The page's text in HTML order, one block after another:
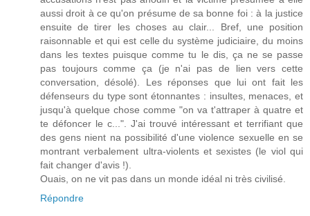
aussi droit à ce qu'on présume de sa bonne foi : à la justice
ensuite de tirer les choses au clair... Bref, une position
raisonnable et qui est celle du système judiciaire, du moins
dans les textes puisque comme tu le dis, ça ne se passe
pas toujours comme ça (je n'ai pas de lien vers cette
conversation, désolé). Les réponses que lui ont fait les
défenseurs du type sont étonnantes : insultes, menaces, et
jusqu'à quelque chose comme "on va t'attraper à quatre et
te défoncer le c...". J'ai trouvé intéressant et terrifiant que
des gens nient na possibilité d'une violence sexuelle en se
montrant verbalement ultra-violents et sexistes (le viol qui
fait changer d'avis !).
Ouais, on ne vit pas dans un monde idéal ni très civilisé.
Répondre